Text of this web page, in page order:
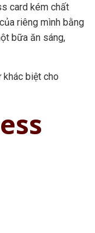
card kém chất
riêng mình bằng
bữa ăn sáng,
biệt cho